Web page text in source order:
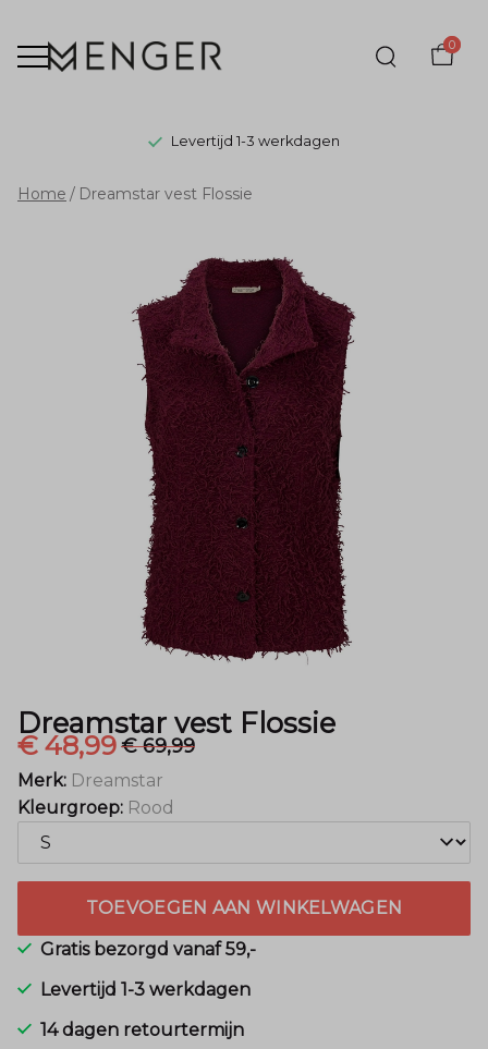
0
Levertijd 1-3 werkdagen
Dreamstar
Flossie
Menger
Mode
Home Dreamstar vest Flossie
Dreamstar vest Flossie
€ 48,99€ 69,99
Merk: Dreamstar
Kleurgroep: Rood
TOEVOEGEN AAN WINKELWAGEN
Gratis bezorgd vanaf 59,-
Levertijd 1-3 werkdagen
14 dagen retourtermijn